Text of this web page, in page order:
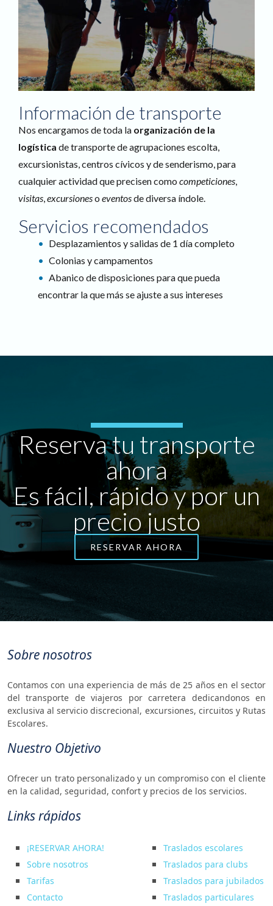
Información de transporte
Nos encargamos de toda la organización de la
logística de transporte de agrupaciones escolta,
excursionistas, centros cívicos y de senderismo, para
cualquier actividad que precisen como competiciones,
visitas,excursioneso eventosde diversa índole.
Servicios recomendados
Desplazamientos y salidas de 1 día completo
Colonias y campamentos
Abanico de disposiciones para que pueda
encontrar la que más se ajuste a sus intereses
Reserva tu transporte
ahora
Es fácil, rápido y por un
precio justo
RESERVAR AHORA
Sobre nosotros
Contamos con una experiencia de más de 25 años en el sector
del transporte de viajeros por carretera dedicandonos en
exclusiva al servicio discrecional, excursiones, circuitos y Rutas
Escolares.
Nuestro Objetivo
Ofrecer un trato personalizado y un compromiso con el cliente
en la calidad, seguridad, confort y precios de los servicios.
Links rápidos
¡RESERVAR AHORA!
Sobre nosotros
Tarifas
Contacto
Traslados escolares
Traslados para clubs
Traslados para jubilados
Traslados particulares